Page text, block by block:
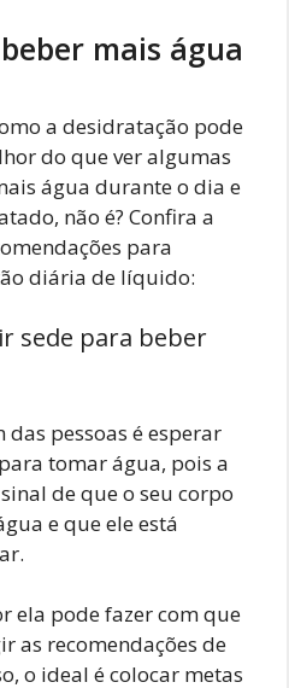
mais água
a desidratação pode
do que ver algumas
água durante o dia e
não é? Confira a
para
diária de líquido:
sede para beber
pessoas é esperar
tomar água, pois a
de que o seu corpo
e que ele está
ela pode fazer com que
as recomendações de
o ideal é colocar metas